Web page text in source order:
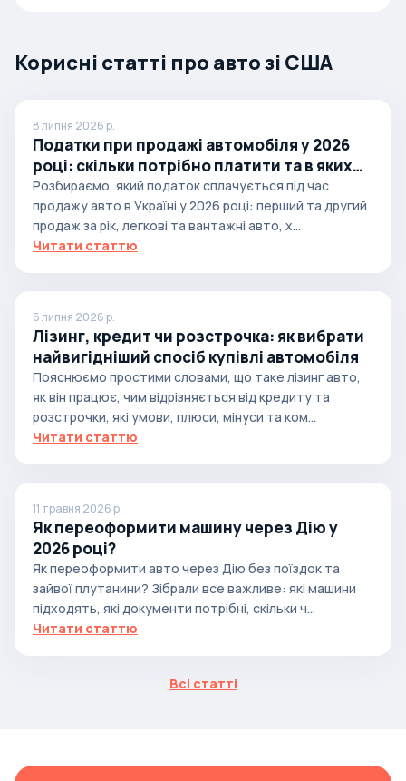
Корисні статті про авто зі США
8 липня 2026 р.
Податки при продажі автомобіля у 2026
році: скільки потрібно платити та в яких
випадках
Розбираємо, який податок сплачується під час
продажу авто в Україні у 2026 році: перший та другий
продаж за рік, легкові та вантажні авто, х...
Читати статтю
6 липня 2026 р.
Лізинг, кредит чи розстрочка: як вибрати
найвигідніший спосіб купівлі автомобіля
Пояснюємо простими словами, що таке лізинг авто,
як він працює, чим відрізняється від кредиту та
розстрочки, які умови, плюси, мінуси та ком...
Читати статтю
11 травня 2026 р.
Як переоформити машину через Дію у
2026 році?
Як переоформити авто через Дію без поїздок та
зайвої плутанини? Зібрали все важливе: які машини
підходять, які документи потрібні, скільки ч...
Читати статтю
Всі статті